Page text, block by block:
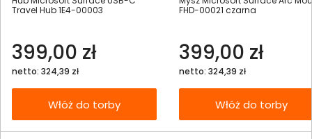
Travel Hub 1E4-00003
399,00 zł
netto: 324,39 zł
Włóż do torby
FHD-00021 czarna
399,00 zł
netto: 324,39 zł
Włóż do torby